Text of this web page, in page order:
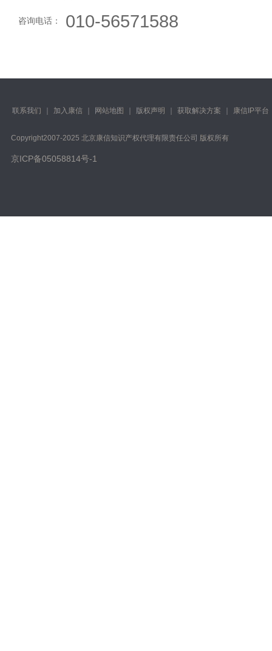
咨询电话： 010-56571588
联系我们 加入康信 网站地图 版权声明 获取解决方案 康信IP平台
Copyright️2007-2025 北京康信知识产权代理有限责任公司 版权所有
京ICP备05058814号-1